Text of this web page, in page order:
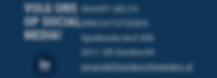
SMART DELTA
DRECHTSTEDEN
Spuiboulevard 300
3311 GR Dordrecht
smartdelta@drechtsteden.nl
VOLG ONS
OP SOCIAL
MEDIA!